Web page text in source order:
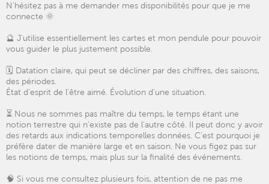
N'hésitez pas à me demander mes disponibilités pour que je me
connecte 🌞
🔮 J'utilise essentiellement les cartes et mon pendule pour pouvoir
vous guider le plus justement possible.
🗓️ Datation claire, qui peut se décliner par des chiffres, des saisons,
des périodes.
État d'esprit de l'être aimé. Évolution d'une situation.
⏳ Nous ne sommes pas maître du temps, le temps étant une
notion terrestre qui n'existe pas de l'autre côté. Il peut donc y avoir
des retards aux indications temporelles données. C'est pourquoi je
préfère dater de manière large et en saison. Ne vous figez pas sur
les notions de temps, mais plus sur la finalité des événements.
🧠 Si vous me consultez plusieurs fois, attention de ne pas me